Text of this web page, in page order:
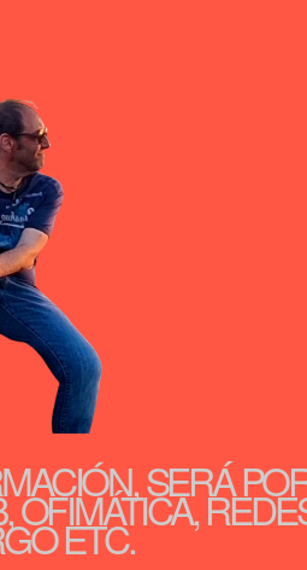
SERÁ
ETC.